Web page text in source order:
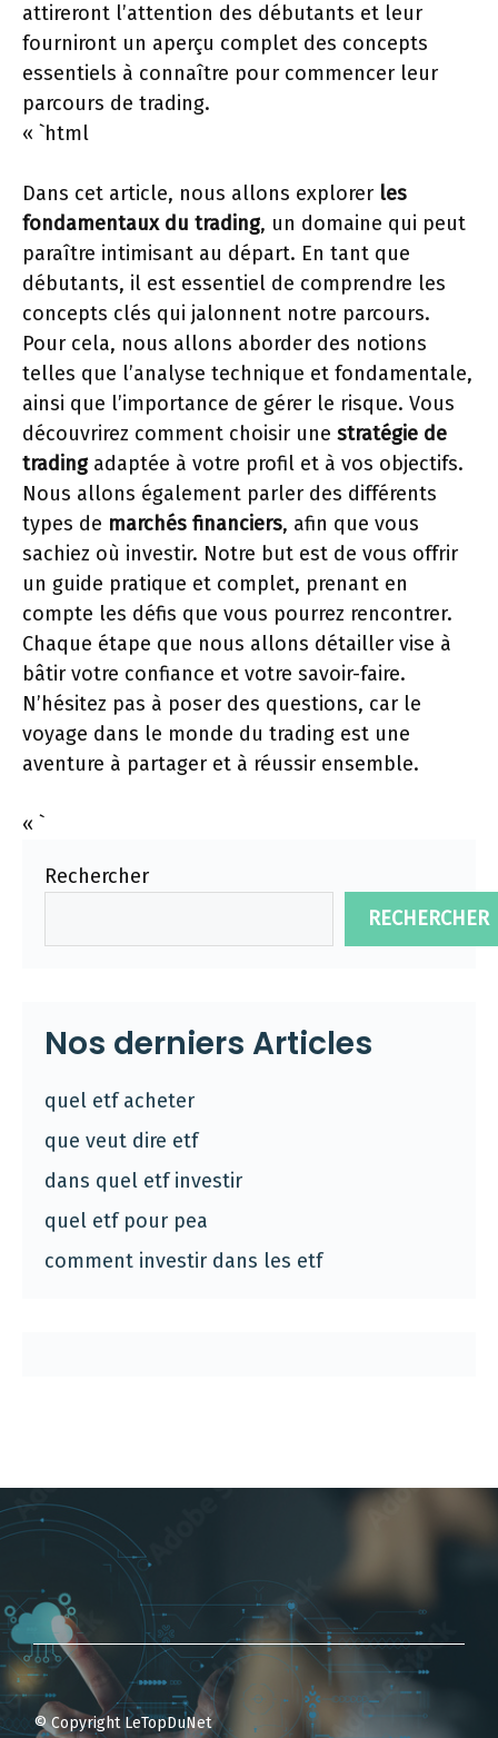
attireront l’attention des débutants et leur
fourniront un aperçu complet des concepts
essentiels à connaître pour commencer leur
parcours de trading.
« `html
Dans cet article, nous allons explorer les
fondamentaux du trading, un domaine qui peut
paraître intimisant au départ. En tant que
débutants, il est essentiel de comprendre les
concepts clés qui jalonnent notre parcours.
Pour cela, nous allons aborder des notions
telles que l’analyse technique et fondamentale,
ainsi que l’importance de gérer le risque. Vous
découvrirez comment choisir une stratégie de
tradingadaptée à votre profil et à vos objectifs.
Nous allons également parler des différents
types de marchés financiers, afin que vous
sachiez où investir. Notre but est de vous offrir
un guide pratique et complet, prenant en
compte les défis que vous pourrez rencontrer.
Chaque étape que nous allons détailler vise à
bâtir votre confiance et votre savoir-faire.
N’hésitez pas à poser des questions, car le
voyage dans le monde du trading est une
aventure à partager et à réussir ensemble.
« `
Rechercher
RECHERCHER
Nos derniers Articles
quel etf acheter
que veut dire etf
dans quel etf investir
quel etf pour pea
comment investir dans les etf
© Copyright LeTopDuNet